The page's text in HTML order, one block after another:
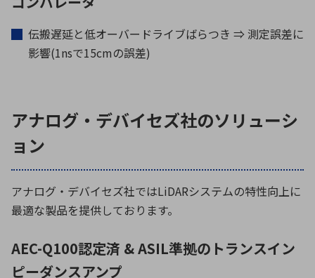
伝搬遅延と低オーバードライブばらつき ⇒ 測定誤差に
影響(1nsで15cmの誤差)
アナログ・デバイセズ社のソリューシ
ョン
アナログ・デバイセズ社ではLiDARシステムの特性向上に
最適な製品を提供しております。
AEC-Q100認定済 & ASIL準拠のトランスイン
ピーダンスアンプ